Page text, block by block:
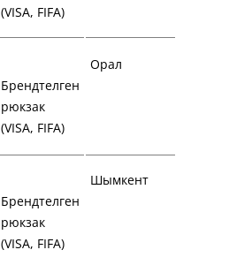
(VISA, FIFA)
Брендтелген
рюкзак
(VISA, FIFA)
Орал
Брендтелген
рюкзак
(VISA, FIFA)
Шымкент